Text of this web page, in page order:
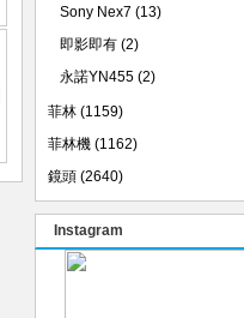
Sony Nex7 (13)
即影即有 (2)
永諾YN455 (2)
菲林 (1159)
菲林機 (1162)
鏡頭 (2640)
Instagram